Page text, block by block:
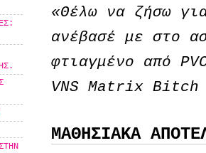
«Θέλω να ζήσω
ανέβασέ με στο
φτιαγμένο από
VNS Matrix
ΜΑΘΗΣΙΑΚΑ